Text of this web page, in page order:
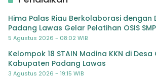
Hima Palas Riau Berkolaborasi dengan
Padang Lawas Gelar Pelatihan OSIS
Padang Lawas
5 Agustus 2026 - 08:02 WIB
Kelompok 18 STAIN Madina KKN di
Kabupaten Padang Lawas
3 Agustus 2026 - 19:15 WIB